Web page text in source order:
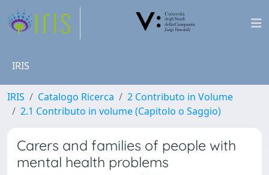
IRIS
IRIS Catalogo Ricerca
2 Contributo in Volume
2.1 Contributo in volume (Capitolo o Saggio)
Carers and families of people with
mental health problems